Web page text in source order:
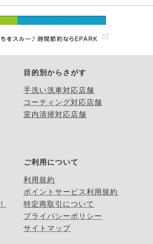
目的別からさがす
手洗い洗車対応店舗
コーティング対応店舗
室内清掃対応店舗
ご利用について
利用規約
ポイントサービス利用規約
特定商取引について
プライバシーポリシー
サイトマップ